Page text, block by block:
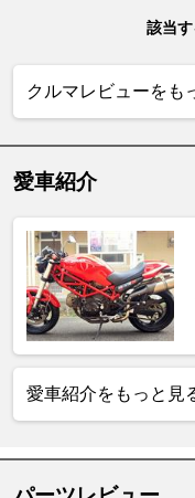
該当す
クルマレビューをも
愛車紹介
愛車紹介をもっと見